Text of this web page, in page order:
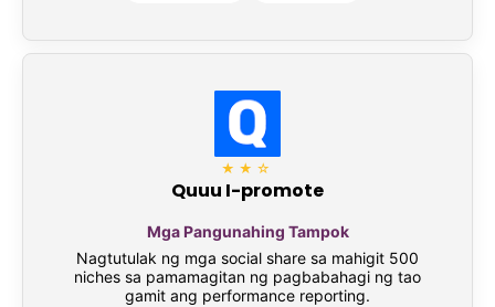
★★☆
Quuu I-promote
Mga Pangunahing Tampok
Nagtutulak ng mga social share sa mahigit 500
niches sa pamamagitan ng pagbabahagi ng tao
gamit ang performance reporting.